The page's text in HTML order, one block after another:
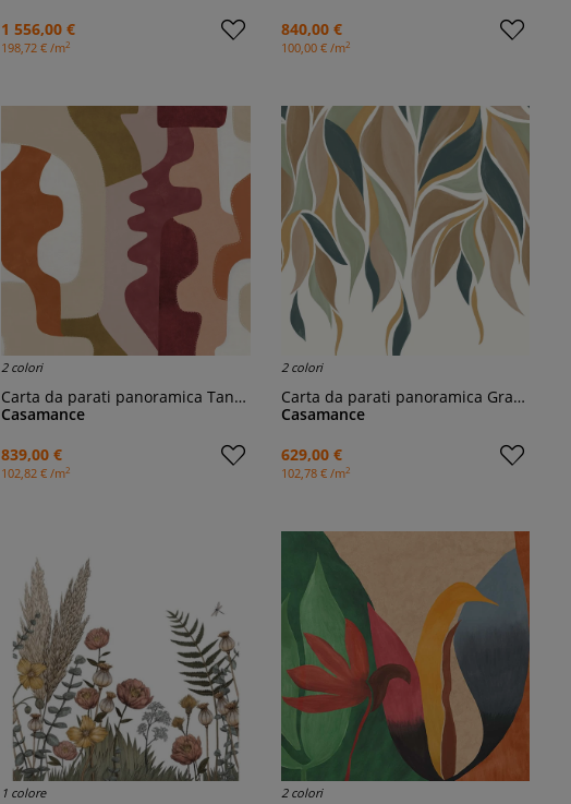
1 556,00 €
198,72 € /m2
840,00 €
100,00 € /m2
2 colori
Carta da parati panoramica Tannea
Casamance
839,00 €
102,82 € /m2
2 colori
Carta da parati panoramica Gracilis
Casamance
629,00 €
102,78 € /m2
1 colore 2 colori